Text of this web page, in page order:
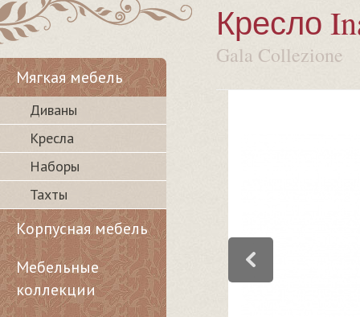
Кресло
Gala Collezione
Мягкая мебель
Диваны
Кресла
Наборы
Тахты
Корпусная мебель
Мебельные
коллекции